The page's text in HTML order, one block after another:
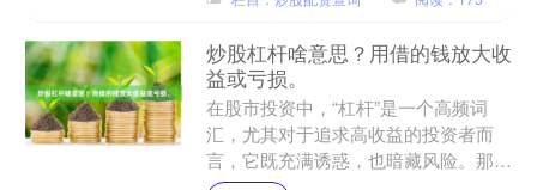
炒股杠杆啥意思？用借的钱放大收
益或亏损。
在股市投资中，“杠杆”是一个高频词
汇，尤其对于追求高收益的投资者而
言，它既充满诱惑，也暗藏风险。那